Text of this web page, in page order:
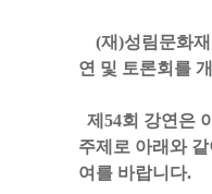
(재)성림문화재
연 및 토론회를
제54회 강연은
주제로 아래와
여를 바랍니다.